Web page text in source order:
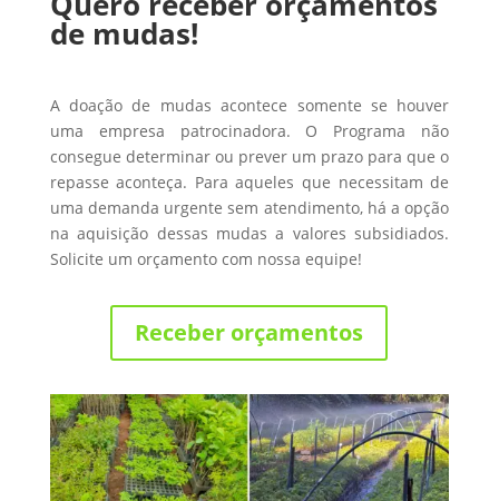
de mudas!
A doação de mudas acontece somente se houver
uma empresa patrocinadora. O Programa não
consegue determinar ou prever um prazo para que o
repasse aconteça. Para aqueles que necessitam de
uma demanda urgente sem atendimento, há a opção
na aquisição dessas mudas a valores subsidiados.
Solicite um orçamento com nossa equipe!
Receber orçamentos